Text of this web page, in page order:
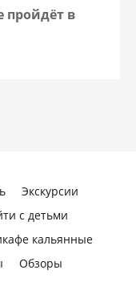
пройдёт в
Экскурсии
с детьми
кальянные
Обзоры